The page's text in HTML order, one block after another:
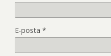
E-posta *